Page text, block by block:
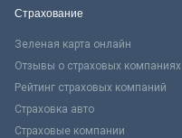
Страхование
Зеленая карта онлайн
Отзывы о страховых компаниях
Рейтинг страховых компаний
Страховка авто
Страховые компании